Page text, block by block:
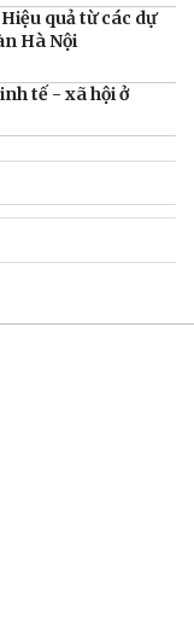
quả từ các dự
Hà Nội
tế - xã hội ở